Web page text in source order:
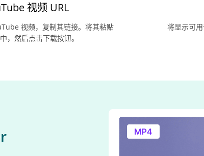
视频 URL
视频，复制其链接。将其粘贴
，然后点击下载按钮。
将显示可